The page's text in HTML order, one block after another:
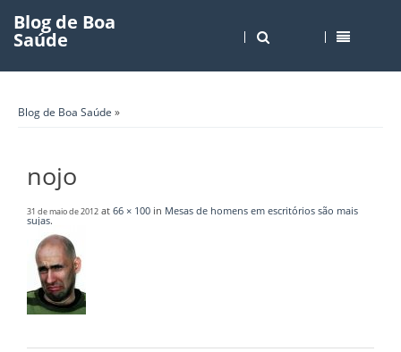
Blog de Boa
Saúde
Blog de Boa Saúde »
nojo
31 de maio de 2012 at 66 × 100 in Mesas de homens em escritórios são mais
sujas.